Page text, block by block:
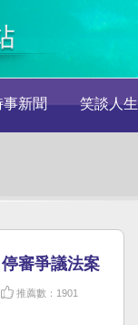
事新聞 笑談人生
審爭議法案
推薦數：1901